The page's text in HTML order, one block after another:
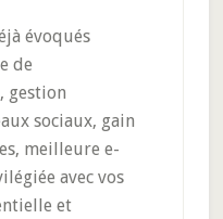
évoqués
de
gestion
sociaux, gain
meilleure e-
avec vos
et